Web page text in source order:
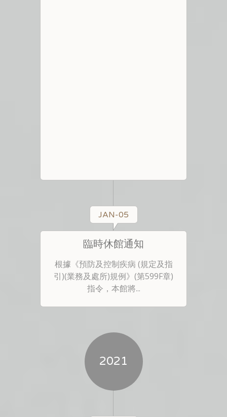
JAN-05
臨時休館通知
根據《預防及控制疾病 (規定及指
引)(業務及處所)規例》(第599F章)
指令，本館將...
2021